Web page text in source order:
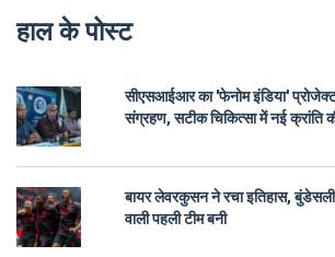
हाल के पोस्ट
सीएसआईआर का 'फेनोम इंडिया'
संग्रहण, सटीक चिकित्सा में नई
बायर लेवरकुसन ने रचा इतिहास,
वाली पहली टीम बनी